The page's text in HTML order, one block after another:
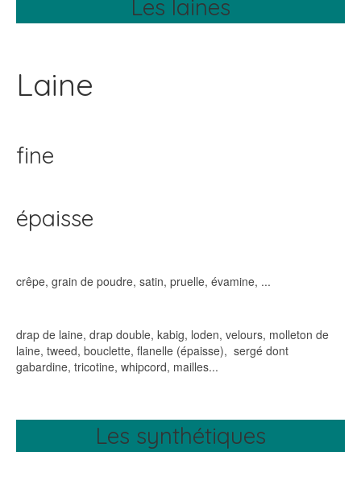
Les laines
Laine
fine
épaisse
crêpe, grain de poudre, satin, pruelle, évamine, ...
drap de laine, drap double, kabig, loden, velours, molleton de
laine, tweed, bouclette, flanelle (épaisse), sergé dont
gabardine, tricotine, whipcord, mailles...
Les synthétiques